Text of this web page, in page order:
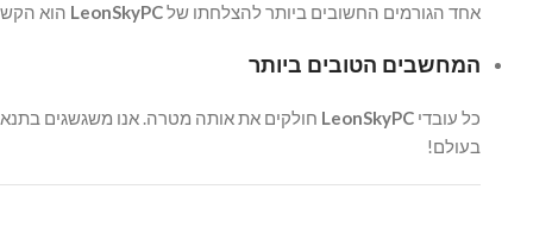
אחד הגורמים החשובים ביותר להצלחתו שלLeonSkyPC הוא
המחשבים הטובים ביותר
כל עובדי LeonSkyPC חולקים את אותה מטרה. אנו משגשגים
בעולם!